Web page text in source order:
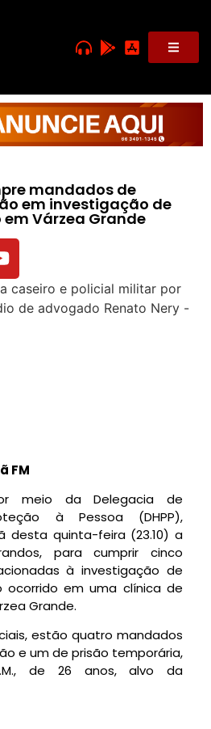
mandados de
em investigação de
Várzea Grande
FM
meio da Delegacia de
à Pessoa (DHPP),
desta quinta-feira (23.10) a
para cumprir cinco
à investigação de
ocorrido em uma clínica de
Grande.
estão quatro mandados
e um de prisão temporária,
de 26 anos, alvo da